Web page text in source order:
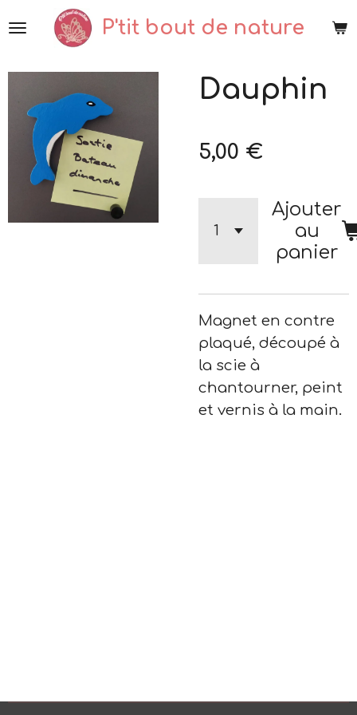
Passer
P'tit bout de nature
Dauphin
5,00 €
Ajouter
au
panier
Magnet en contre
plaqué, découpé à
la scie à
chantourner, peint
et vernis à la main.